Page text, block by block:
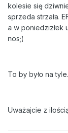
kolesie się
sprzeda strzała.
a w poniedzizłek
nos;)
To by było na tyle.
Uważajcie z